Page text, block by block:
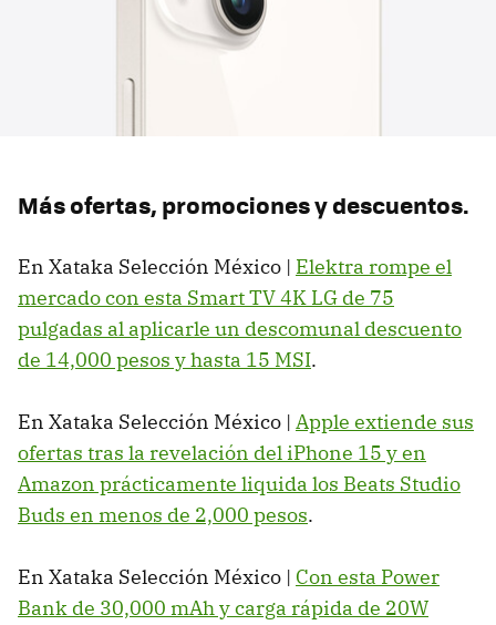
Más ofertas, promociones y descuentos.
En Xataka Selección México | Elektra rompe el
mercado con esta Smart TV 4K LG de 75
pulgadas al aplicarle un descomunal descuento
de 14,000 pesos y hasta 15 MSI.
En Xataka Selección México | Apple extiende sus
ofertas tras la revelación del iPhone 15 y en
Amazon prácticamente liquida los Beats Studio
Buds en menos de 2,000 pesos.
En Xataka Selección México | Con esta Power
Bank de 30,000 mAh y carga rápida de 20W